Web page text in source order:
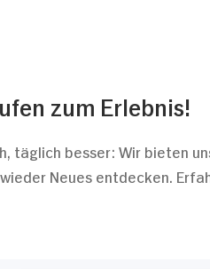
zum Erlebnis!
täglich besser: Wir bieten
Neues entdecken.